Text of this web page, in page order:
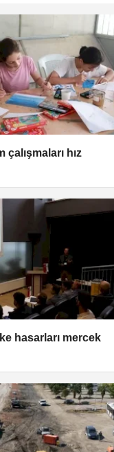
çalışmaları hız
hasarları mercek